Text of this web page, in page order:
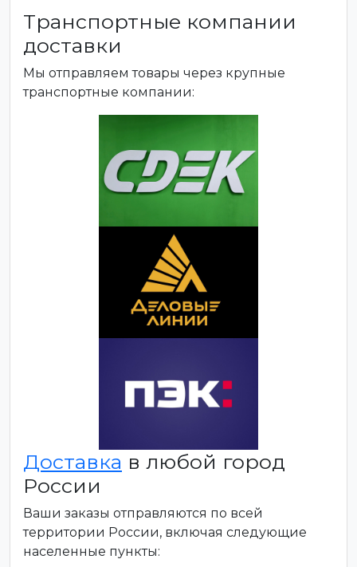
Транспортные компании
доставки
Мы отправляем товары через крупные
транспортные компании:
Доставка в любой город
России
Ваши заказы отправляются по всей
территории России, включая следующие
населенные пункты: